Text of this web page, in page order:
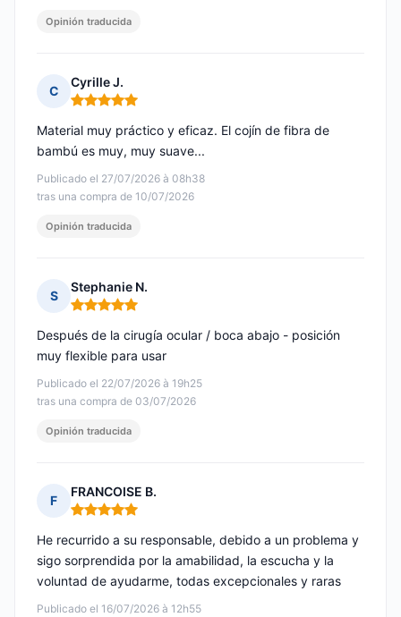
Opinión traducida
C
Cyrille J.
Nota: 5 de 5
Publicado el 27/07/2026 à 08h38
tras una compra de 10/07/2026
Material muy práctico y eficaz. El cojín de fibra de
bambú es muy, muy suave...
Opinión traducida
S
Stephanie N.
Nota: 5 de 5
Publicado el 22/07/2026 à 19h25
tras una compra de 03/07/2026
Después de la cirugía ocular / boca abajo - posición
muy flexible para usar
Opinión traducida
F
FRANCOISE B.
Nota: 5 de 5
Publicado el 16/07/2026 à 12h55
He recurrido a su responsable, debido a un problema y
sigo sorprendida por la amabilidad, la escucha y la
voluntad de ayudarme, todas excepcionales y raras